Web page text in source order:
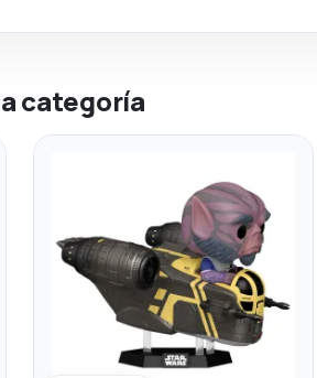
categoría